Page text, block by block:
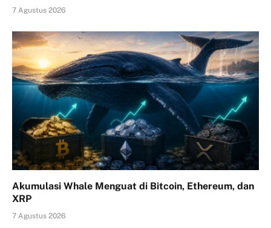
7 Agustus 2026
Akumulasi Whale Menguat di Bitcoin, Ethereum, dan
XRP
7 Agustus 2026